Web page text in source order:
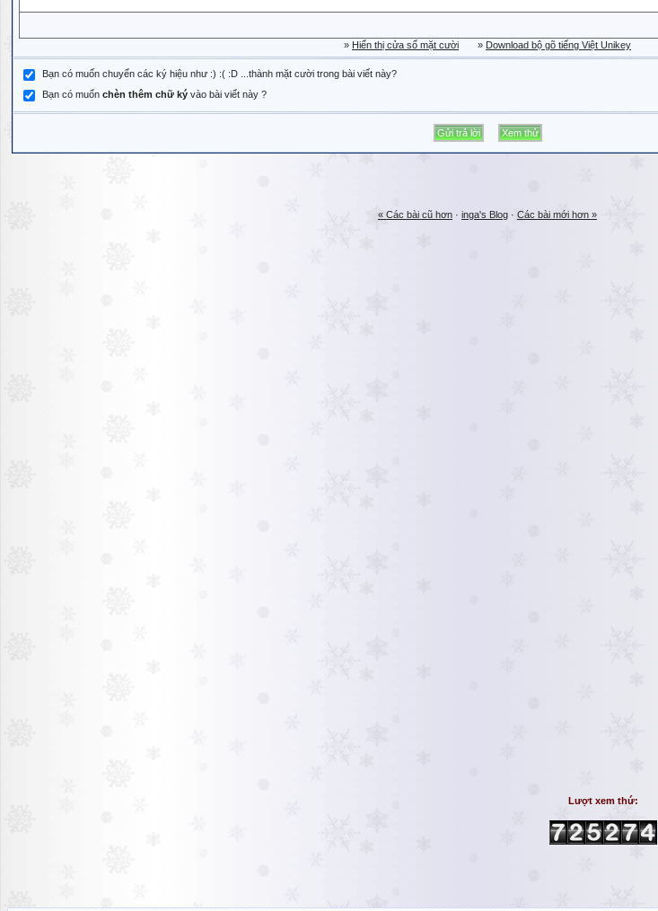
» Hiển thị cửa sổ mặt cười » Download bộ gõ tiếng Việt Unikey
Bạn có muốn chuyển các ký hiệu như :) :( :D ...thành mặt cười trong bài viết này?
Bạn có muốn chèn thêm chữ ký vào bài viết này ?
« Các bài cũ hơn · inga's Blog · Các bài mới hơn »
Lượt xem thứ: